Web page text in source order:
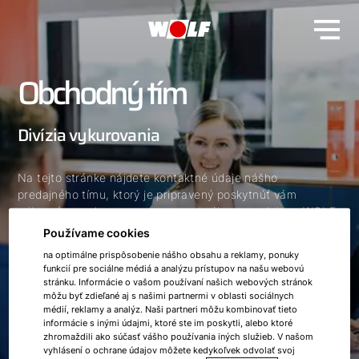
Obchodný tím
Divízia vykurovania
Na tejto stránke nájdete kontaktné údaje nášho
predajného tímu, ktorý je pripravený poskytnúť vám
odborné poradenstvo a pomoc pri výbere produktov WOLF
na vykurovanie/chladenie, vetranie a prípravu teplej vody.
najvhodnejšieho riešenia pre váš projekt.
Nižšie nájdete zoznam členov nášho obchodného tímu,
ktorí sú vám k dispozícii na konzultácie a obchodnú
spoluprácu.
Ak potrebujete odborný servis alebo inštaláciu našich
Používame cookies
na optimálne prispôsobenie nášho obsahu a reklamy, ponuky
funkcií pre sociálne médiá a analýzu prístupov na našu webovú
stránku. Informácie o vašom používaní našich webových stránok
môžu byť zdieľané aj s našimi partnermi v oblasti sociálnych
médií, reklamy a analýz. Naši partneri môžu kombinovať tieto
informácie s inými údajmi, ktoré ste im poskytli, alebo ktoré
zhromaždili ako súčasť vášho používania iných služieb. V našom
vyhlásení o ochrane údajov môžete kedykoľvek odvolať svoj